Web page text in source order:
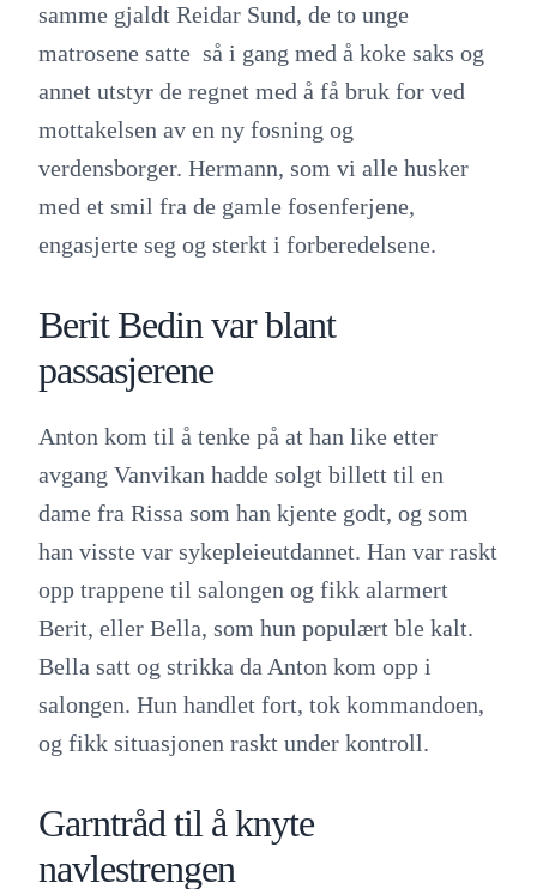
samme gjaldt Reidar Sund, de to unge
matrosene satte så i gang med å koke saks og
annet utstyr de regnet med å få bruk for ved
mottakelsen av en ny fosning og
verdensborger. Hermann, som vi alle husker
med et smil fra de gamle fosenferjene,
engasjerte seg og sterkt i forberedelsene.
Berit Bedin var blant
passasjerene
Anton kom til å tenke på at han like etter
avgang Vanvikan hadde solgt billett til en
dame fra Rissa som han kjente godt, og som
han visste var sykepleieutdannet. Han var raskt
opp trappene til salongen og fikk alarmert
Berit, eller Bella, som hun populært ble kalt.
Bella satt og strikka da Anton kom opp i
salongen. Hun handlet fort, tok kommandoen,
og fikk situasjonen raskt under kontroll.
Garntråd til å knyte
navlestrengen